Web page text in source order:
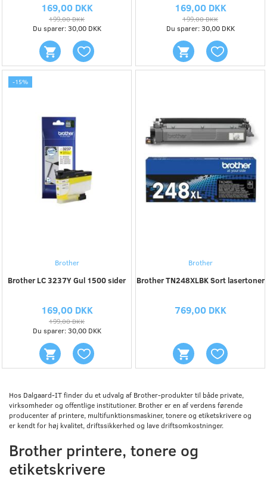
169,00 DKK
199,00 DKK
Du sparer:30,00 DKK
169,00 DKK
199,00 DKK
Du sparer:30,00 DKK
-15%
Brother
Brother LC 3237Y Gul 1500 sider
169,00 DKK
199,00 DKK
Du sparer:30,00 DKK
Brother
Brother TN248XLBK Sort lasertoner
769,00 DKK
Hos Dalgaard-IT finder du et udvalg af Brother-produkter til både private,
virksomheder og offentlige institutioner. Brother er en af verdens førende
producenter af printere, multifunktionsmaskiner, tonere og etiketskrivere og
er kendt for høj kvalitet, driftssikkerhed og lave driftsomkostninger.
Brother printere, tonere og
etiketskrivere